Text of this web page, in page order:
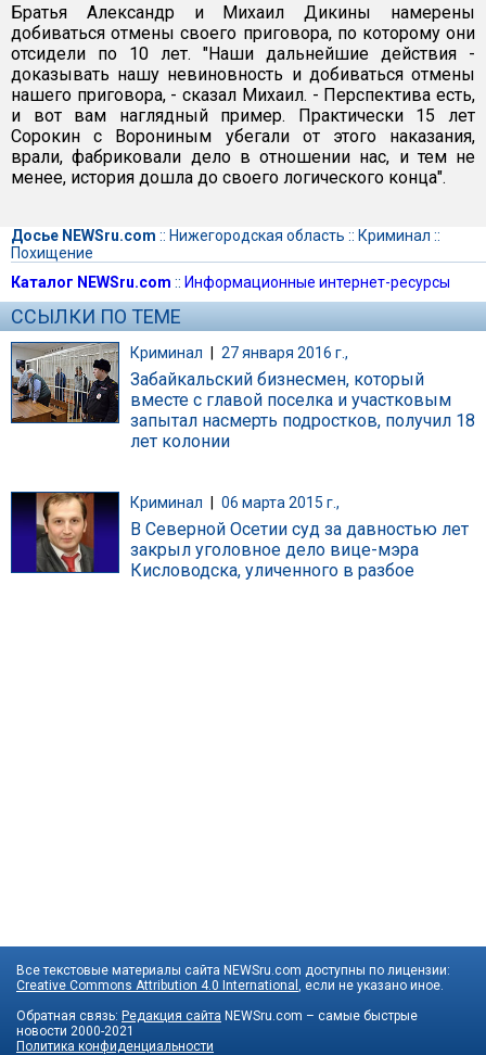
Братья Александр и Михаил Дикины намерены
добиваться отмены своего приговора, по которому они
отсидели по 10 лет. "Наши дальнейшие действия -
доказывать нашу невиновность и добиваться отмены
нашего приговора, - сказал Михаил. - Перспектива есть,
и вот вам наглядный пример. Практически 15 лет
Сорокин с Ворониным убегали от этого наказания,
врали, фабриковали дело в отношении нас, и тем не
менее, история дошла до своего логического конца".
Досье NEWSru.com :: Нижегородская область :: Криминал ::
Похищение
Каталог NEWSru.com :: Информационные интернет-ресурсы
ССЫЛКИ ПО ТЕМЕ
Криминал | 27 января 2016 г.,
Забайкальский бизнесмен, который
вместе с главой поселка и участковым
запытал насмерть подростков, получил 18
лет колонии
Криминал 06 марта 2015 г.,
В Северной Осетии суд за давностью лет
закрыл уголовное дело вице-мэра
Кисловодска, уличенного в разбое
Все текстовые материалы сайта NEWSru.com доступны по лицензии:
Creative Commons Attribution 4.0 International , если не указано иное.
Обратная связь: Редакция сайта NEWSru.com – самые быстрые
новости 2000-2021
Политика конфиденциальности